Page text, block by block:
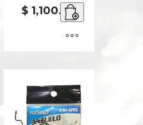
$ 1,100.00
YZL-
YG-
9060-